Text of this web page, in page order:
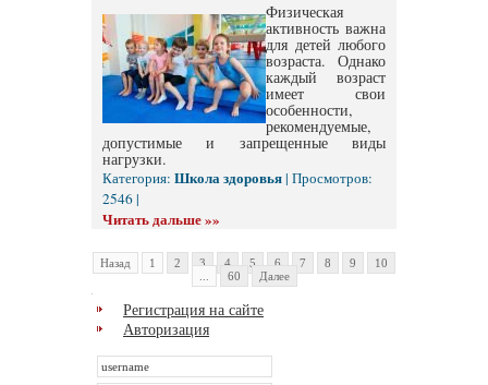
Физическая
активность важна
для детей любого
возраста. Однако
каждый возраст
имеет свои
особенности,
рекомендуемые,
допустимые и запрещенные виды
нагрузки.
Категория: Школа здоровья| Просмотров:
2546 |
Читать дальше »»
Назад 1 2 3 4 5 6 7 8 9
10
60 Далее
Регистрация на сайте
Авторизация